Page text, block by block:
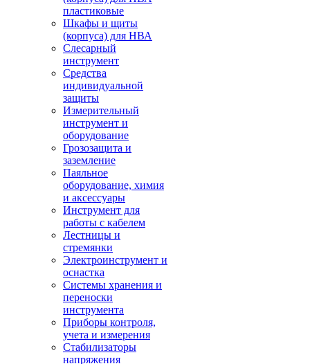
пластиковые
Шкафы и щиты
(корпуса) для НВА
Слесарный
инструмент
Средства
индивидуальной
защиты
Измерительный
инструмент и
оборудование
Грозозащита и
заземление
Паяльное
оборудование, химия
и аксессуары
Инструмент для
работы с кабелем
Лестницы и
стремянки
Электроинструмент и
оснастка
Системы хранения и
переноски
инструмента
Приборы контроля,
учета и измерения
Стабилизаторы
напряжения